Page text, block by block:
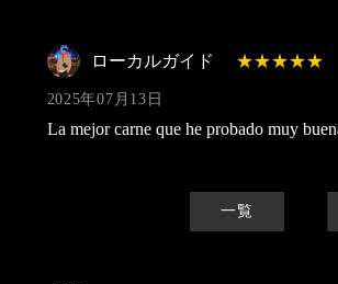
ローカルガイド
2025年07月13日
La mejor carne que he probado muy
一覧